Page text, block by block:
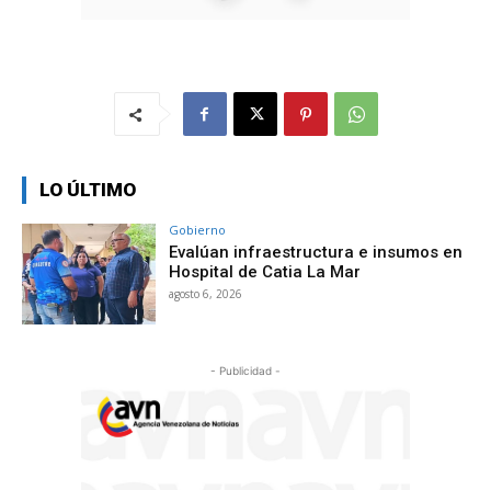
LO ÚLTIMO
Gobierno
Evalúan infraestructura e insumos en
Hospital de Catia La Mar
agosto 6, 2026
- Publicidad -